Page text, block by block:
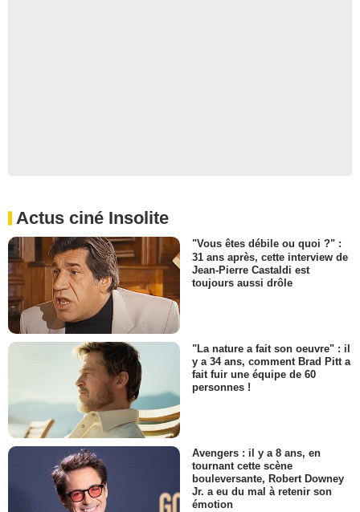
Actus ciné Insolite
"Vous êtes débile ou quoi ?" :
31 ans après, cette interview de
Jean-Pierre Castaldi est
toujours aussi drôle
"La nature a fait son oeuvre" : il
y a 34 ans, comment Brad Pitt a
fait fuir une équipe de 60
personnes !
Avengers : il y a 8 ans, en
tournant cette scène
bouleversante, Robert Downey
Jr. a eu du mal à retenir son
émotion